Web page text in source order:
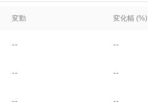
変動 変化幅 (%)
-- --
-- --
-- --